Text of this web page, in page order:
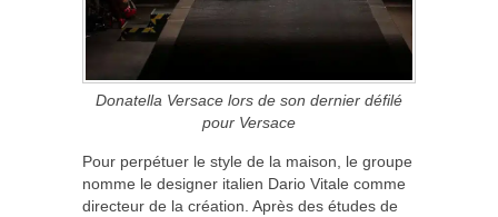
Donatella Versace lors de son dernier défilé
pour Versace
Pour perpétuer le style de la maison, le groupe
nomme le designer italien Dario Vitale comme
directeur de la création. Après des études de